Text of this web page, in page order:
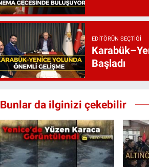
EDITÖRÜN SEÇTIĞI
Başladı
Bunlar da ilginizi çekebilir